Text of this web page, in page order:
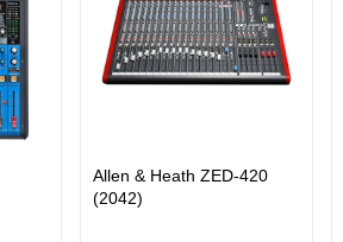
Allen & Heath ZED-420
(2042)